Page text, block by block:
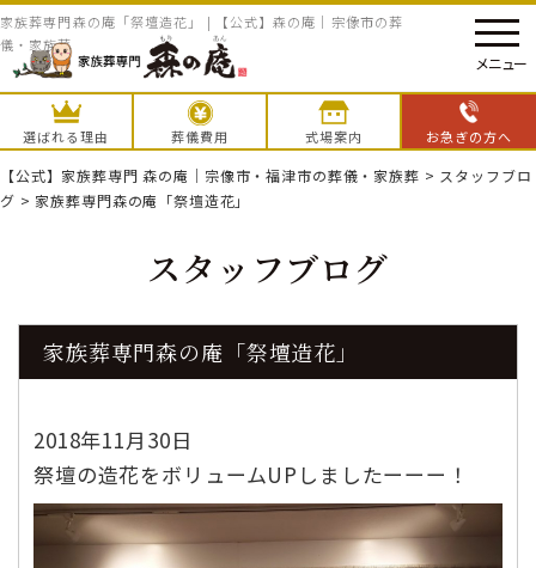
家族葬専門森の庵「祭壇造花」 | 【公式】森の庵｜宗像市の葬
儀・家族葬
選ばれる理由 葬儀費用 式場案内 お急ぎの方へ
メニュー
【公式】家族葬専門 森の庵｜宗像市・福津市の葬儀・家族葬 > スタッフブロ
グ > 家族葬専門森の庵「祭壇造花」
スタッフブログ
家族葬専門森の庵「祭壇造花」
2018年11月30日
祭壇の造花をボリュームUPしましたーーー！